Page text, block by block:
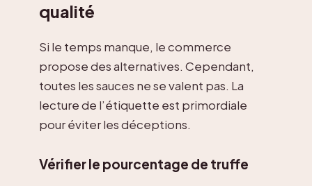
qualité
Si le temps manque, le commerce
propose des alternatives. Cependant,
toutes les sauces ne se valent pas. La
lecture de l’étiquette est primordiale
pour éviter les déceptions.
Vérifier le pourcentage de truffe